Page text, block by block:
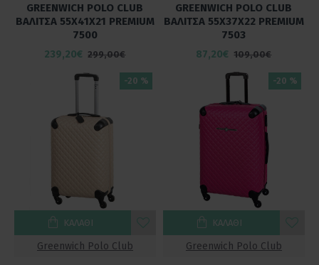
GREENWICH POLO CLUB
ΒΑΛΙΤΣΑ 55X41X21 PREMIUM
7500
239,20€ 299,00€
GREENWICH POLO CLUB
ΒΑΛΙΤΣΑ 55Χ37Χ22 PREMIUM
7503
87,20€ 109,00€
-20 %
Greenwich Polo Club
ΚΑΛΆΘΙ
-20 %
Greenwich Polo Club
ΚΑΛΆΘΙ